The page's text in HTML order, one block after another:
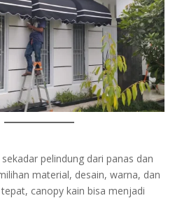
pelindung dari panas dan
material, desain, warna, dan
canopy kain bisa menjadi